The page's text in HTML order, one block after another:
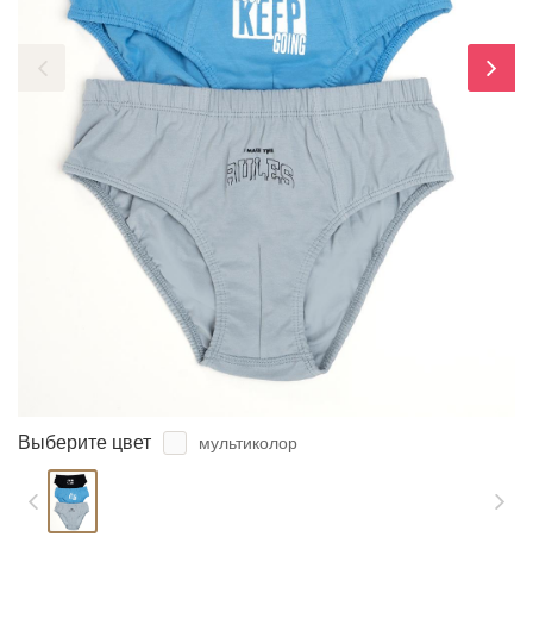
Выберите цвет мультиколор